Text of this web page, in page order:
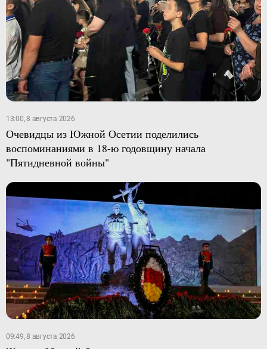
13:00, 8 августа 2026
Очевидцы из Южной Осетии поделились
воспоминаниями в 18-ю годовщину начала
"Пятидневной войны"
09:49, 8 августа 2026